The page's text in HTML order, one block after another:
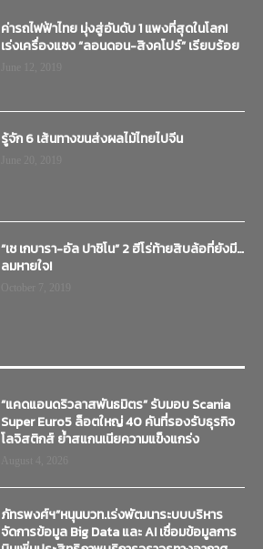
ค่ารถไฟฟ้าไทย มุ่งสู่อันดับ 1 แพงที่สุดในโลก!
เร่งเครื่องแซง “ลอนดอน-สิงคโปร์” เรียบร้อย
รู้จัก 6 เส้นทางขนส่งผลไม้ไทยไปจีน
“เช เกบารา-อัล ปาชิโน” 2 ฮีโร่ท้ายสิบล้อที่ยังมี…
ลมหายใจ!
“แคดแอนดริวลาสพันธมิตร” รับมอบ Scania
Super Euro5 ล็อตใหญ่ 40 คันที่รองรับธุรกิจ
โลจิสติกส์ ย้ำสแกนเนียความแข็งแกร่ง
ภัทรพงศ์ฯ”หนุนบวท.เร่งพัฒนาระบบบริหาร
จัดการข้อมูล Big Data และ AI เชื่อมข้อมูลการ